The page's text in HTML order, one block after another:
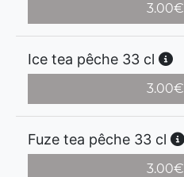
3.00€
Ice tea pêche 33 cl
3.00€
Fuze tea pêche 33 cl
3.00€